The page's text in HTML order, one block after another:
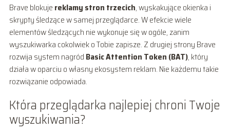
Brave blokuje reklamy stron trzecich, wyskakujące okienka i
skrypty śledzące w samej przeglądarce. W efekcie wiele
elementów śledzących nie wykonuje się w ogóle, zanim
wyszukiwarka cokolwiek o Tobie zapisze. Z drugiej strony Brave
rozwija system nagród Basic Attention Token (BAT), który
działa w oparciu o własny ekosystem reklam. Nie każdemu takie
rozwiązanie odpowiada.
Która przeglądarka najlepiej chroni Twoje
wyszukiwania?